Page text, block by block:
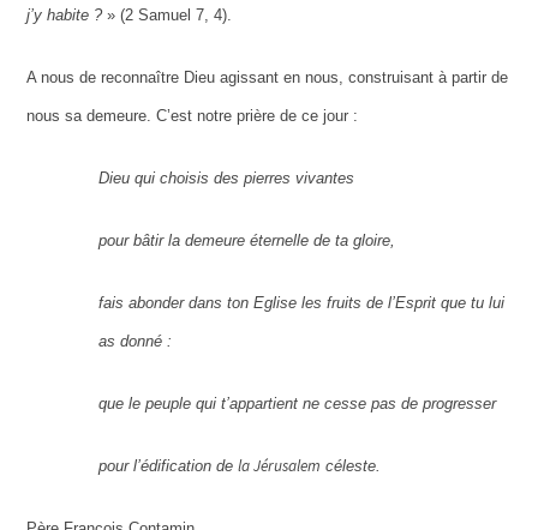
j’y habite ?» (2 Samuel 7, 4).
A nous de reconnaître Dieu agissant en nous, construisant à partir de
nous sa demeure. C’est notre prière de ce jour :
Dieu qui choisis des pierres vivantes
pour bâtir la demeure éternelle de ta gloire,
fais abonder dans ton Eglise les fruits de l’Esprit que tu lui
as donné :
que le peuple qui t’appartient ne cesse pas de progresser
pour l’édification dela Jérusalem céleste.